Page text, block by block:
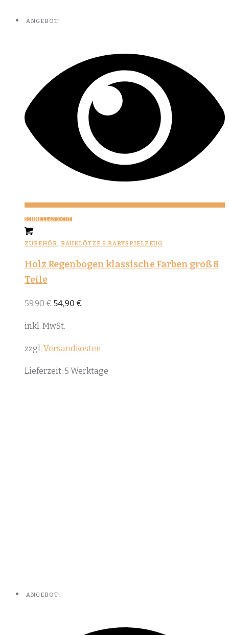
ANGEBOT!
SCHNELLANSICHT
ZUBEHÖR, BAUKLÖTZE & BABYSPIELZEUG
Holz Regenbogen klassische Farben groß 8
Teile
59,90€ Ursprünglicher
Preis
59,90 €
54,90 €
Preis
inkl. MwSt.
zzgl. Versandkosten
Lieferzeit: 5 Werktage
ANGEBOT!